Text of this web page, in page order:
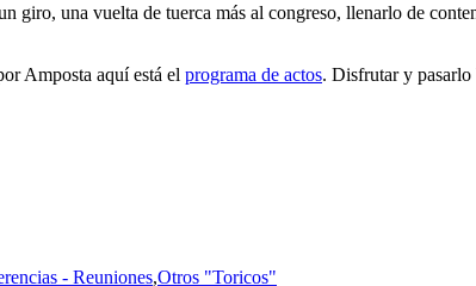
giro, una vuelta de tuerca más al congreso, llenarlo de
Amposta aquí está el programa de actos. Disfrutar y pasarlo
- Reuniones,Otros "Toricos"